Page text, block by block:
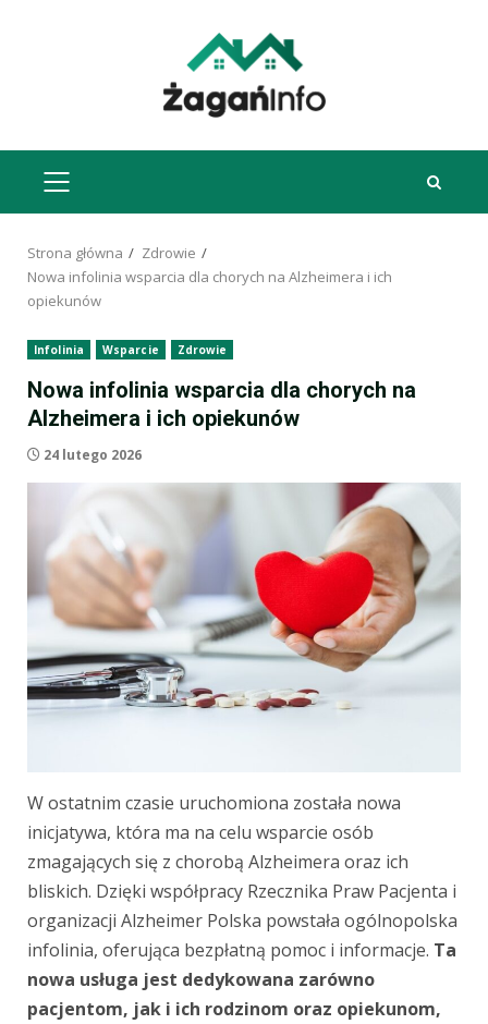
MENU
GŁÓWNE
Strona główna
Zdrowie
Nowa infolinia wsparcia dla chorych na Alzheimera i ich
opiekunów
Infolinia Wsparcie Zdrowie
Nowa infolinia wsparcia dla chorych na
Alzheimera i ich opiekunów
24 lutego 2026
W ostatnim czasie uruchomiona została nowa
inicjatywa, która ma na celu wsparcie osób
zmagających się z chorobą Alzheimera oraz ich
bliskich. Dzięki współpracy Rzecznika Praw Pacjenta i
organizacji Alzheimer Polska powstała ogólnopolska
infolinia, oferująca bezpłatną pomoc i informacje. Ta
nowa usługa jest dedykowana zarówno
pacjentom, jak i ich rodzinom oraz opiekunom,